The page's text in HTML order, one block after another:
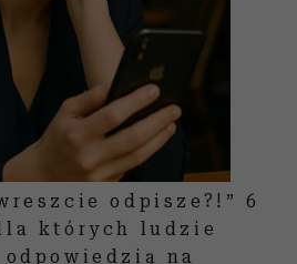
odpisze?!” 6
których ludzie
na